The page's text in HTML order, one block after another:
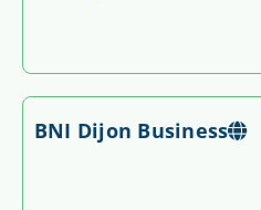
BNI Dijon Business